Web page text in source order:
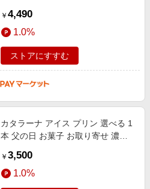
父の日 中元 歳暮 プレゼント ギフ
￥ 4,490
1.0%
ストアにすすむ
カタラーナ アイス プリン 選べる 1
本 父の日 お菓子 お取り寄せ 濃厚
ャラメル バニラ 紅茶 シャイン
￥ 3,500
1.0%